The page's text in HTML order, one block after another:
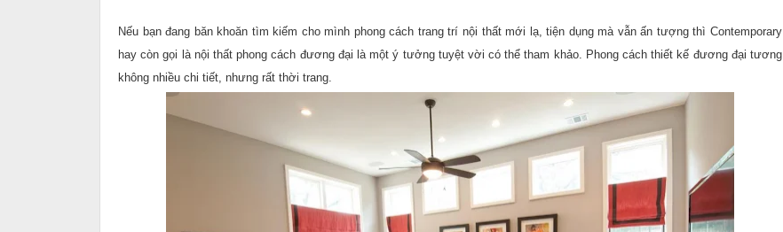
Nếu bạn đang băn khoăn tìm kiếm cho mình phong cách trang trí nội thất mới lạ, tiện dụng mà vẫn ấn tượng thì Contemporary
hay còn gọi là nội thất phong cách đương đại là một ý tưởng tuyệt vời có thể tham khảo. Phong cách thiết kế đương đại tương
không nhiều chi tiết, nhưng rất thời trang.